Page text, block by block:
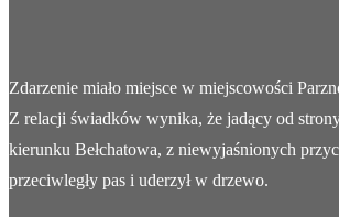
Zdarzenie miało miejsce w miejscowości
Z relacji świadków wynika, że jadący od
kierunku Bełchatowa, z niewyjaśnionych
przeciwległy pas i uderzył w drzewo.